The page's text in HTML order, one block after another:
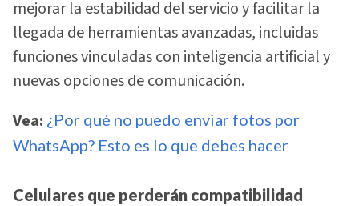
mejorar la estabilidad del servicio y facilitar la
llegada de herramientas avanzadas, incluidas
funciones vinculadas con inteligencia artificial y
nuevas opciones de comunicación.
Vea: ¿Por qué no puedo enviar fotos por
WhatsApp? Esto es lo que debes hacer
Celulares que perderán compatibilidad